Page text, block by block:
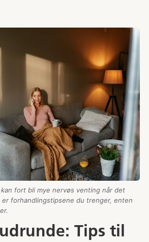
kan fort bli mye nervøs venting når det
forhandlingstipsene du trenger, enten
Tips til